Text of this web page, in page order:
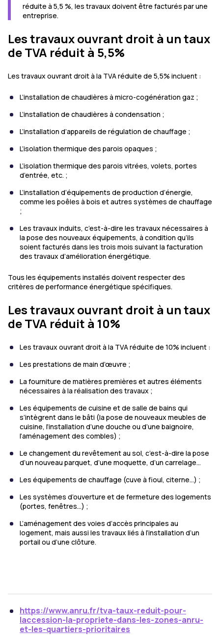
réduite à 5,5 %, les travaux doivent être facturés par une
entreprise.
Les travaux ouvrant droit à un taux
de TVA réduit à 5,5%
Les travaux ouvrant droit à la TVA réduite de 5,5% incluent :
L’installation de chaudières à micro-cogénération gaz ;
L’installation de chaudières à condensation ;
L’installation d’appareils de régulation de chauffage ;
L’isolation thermique des parois opaques ;
L’isolation thermique des parois vitrées, volets, portes
d’entrée, etc. ;
L’installation d’équipements de production d’énergie,
comme les poêles à bois et autres systèmes de chauffage
;
Les travaux induits, c’est-à-dire les travaux nécessaires à
la pose des nouveaux équipements, à condition qu’ils
soient facturés dans les trois mois suivant la facturation
des travaux d’amélioration énergétique.
Tous les équipements installés doivent respecter des
critères de performance énergétique spécifiques.
Les travaux ouvrant droit à un taux
de TVA réduit à 10%
Les travaux ouvrant droit à la TVA réduite de 10% incluent :
Les prestations de main d’œuvre ;
La fourniture de matières premières et autres éléments
nécessaires à la réalisation des travaux ;
Les équipements de cuisine et de salle de bains qui
s’intègrent dans le bâti (la pose de nouveaux meubles de
cuisine, l’installation d’une douche ou d’une baignoire,
l’aménagement des combles) ;
Le changement du revêtement au sol, c’est-à-dire la pose
d’un nouveau parquet, d’une moquette, d’un carrelage…
Les équipements de chauffage (cuve à fioul, citerne…) ;
Les systèmes d’ouverture et de fermeture des logements
(portes, fenêtres…) ;
L’aménagement des voies d’accès principales au
logement, mais aussi les travaux liés à l’installation d’un
portail ou d’une clôture.
https://www.anru.fr/tva-taux-reduit-pour-
laccession-la-propriete-dans-les-zones-anru-
et-les-quartiers-prioritaires